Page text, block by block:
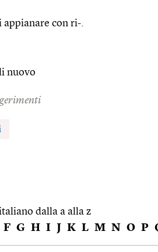
appianare con ri-.
nuovo
dalla a alla z
F G H I J K L M N O P